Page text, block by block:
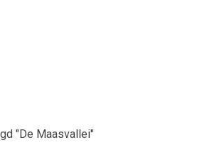
"De Maasvallei"